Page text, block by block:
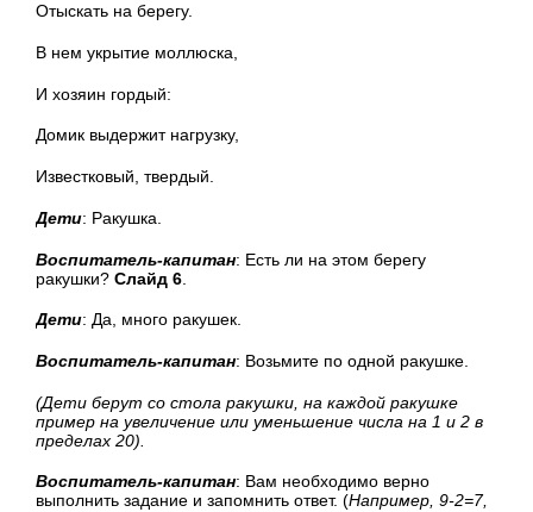
Отыскать на берегу.
В нем укрытие моллюска,
И хозяин гордый:
Домик выдержит нагрузку,
Известковый, твердый.
Дети: Ракушка.
Воспитатель-капитан: Есть ли на этом берегу
ракушки? Слайд 6
Дети: Да, много ракушек.
Воспитатель-капитан: Возьмите по одной ракушке.
(Дети берут со стола ракушки, на каждой ракушке
пример на увеличение или уменьшение числа на 1 и 2 в
пределах 20).
Воспитатель-капитан: Вам необходимо верно
выполнить задание и запомнить ответ. (Например, 9-2=7,